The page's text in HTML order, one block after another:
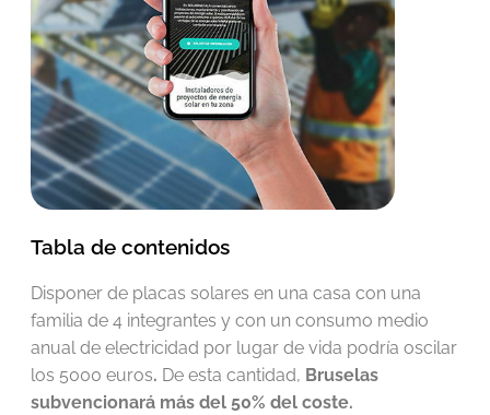
Tabla de contenidos
Disponer de placas solares en una casa con una
familia de 4 integrantes y con un consumo medio
anual de electricidad por lugar de vida podría oscilar
los 5000 euros. De esta cantidad, Bruselas
subvencionará más del 50% del coste.